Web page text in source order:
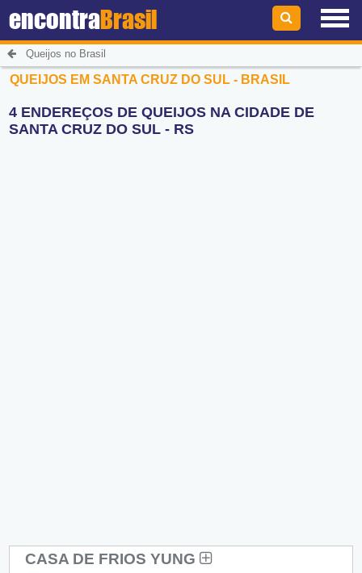
encontraBrasil
Queijos no Brasil
QUEIJOS EM SANTA CRUZ DO SUL - BRASIL
4 ENDEREÇOS DE QUEIJOS NA CIDADE DE
SANTA CRUZ DO SUL - RS
CASA DE FRIOS YUNG